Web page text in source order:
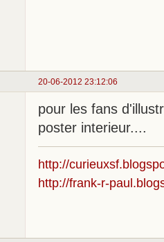
20-06-2012 23:12:06
pour les fans
poster interieur....
http://
http://frank-r-